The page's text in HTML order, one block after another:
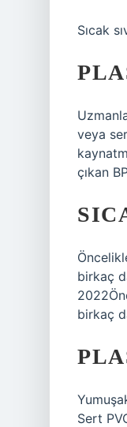
Sıcak
veya
çıkan
birkaç
birkaç
Sert